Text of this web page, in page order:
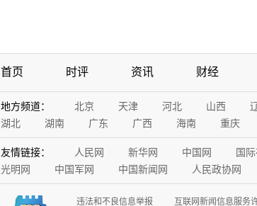
首页 时评 资讯 财经
地方频道： 北京 天津 河北 山西
湖北
湖南 广东 广西 海南 重庆
友情链接： 人民网 新华网 中国网 国
光明网
中国军网 中国新闻网 人民政协网
违法和不良信息举报 互联网新闻信息服务